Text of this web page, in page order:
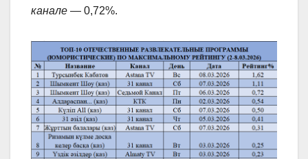
канале — 0,72%.